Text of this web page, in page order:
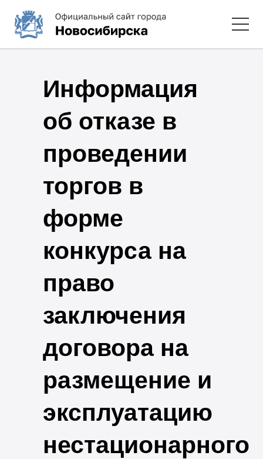
Информация
об отказе в
проведении
торгов в
форме
конкурса на
право
заключения
договора на
размещение и
эксплуатацию
нестационарного